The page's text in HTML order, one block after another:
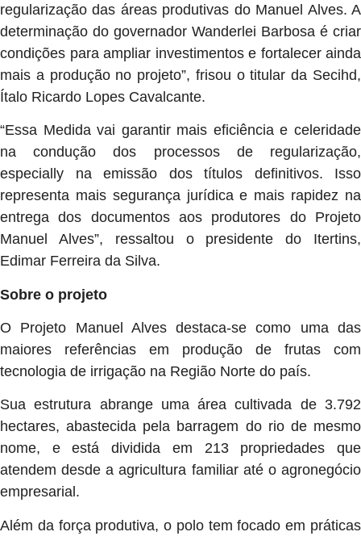
regularização das áreas produtivas do Manuel Alves. A
determinação do governador Wanderlei Barbosa é criar
condições para ampliar investimentos e fortalecer ainda
mais a produção no projeto”, frisou o titular da Secihd,
Ítalo Ricardo Lopes Cavalcante.
“Essa Medida vai garantir mais eficiência e celeridade
na condução dos processos de regularização,
especially na emissão dos títulos definitivos. Isso
representa mais segurança jurídica e mais rapidez na
entrega dos documentos aos produtores do Projeto
Manuel Alves”, ressaltou o presidente do Itertins,
Edimar Ferreira da Silva.
Sobre o projeto
O Projeto Manuel Alves destaca-se como uma das
maiores referências em produção de frutas com
tecnologia de irrigação na Região Norte do país.
Sua estrutura abrange uma área cultivada de 3.792
hectares, abastecida pela barragem do rio de mesmo
nome, e está dividida em 213 propriedades que
atendem desde a agricultura familiar até o agronegócio
empresarial.
Além da força produtiva, o polo tem focado em práticas